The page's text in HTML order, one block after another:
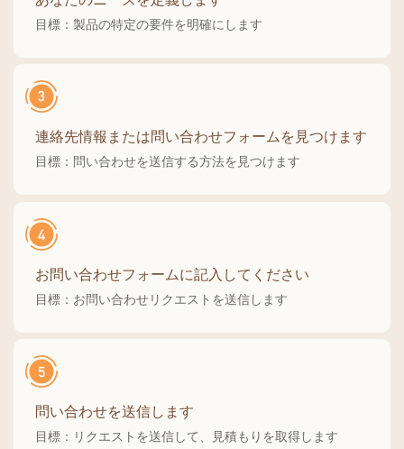
目標：製品の特定の要件を明確にします
連絡先情報または問い合わせフォームを見つけます
目標：問い合わせを送信する方法を見つけます
お問い合わせフォームに記入してください
目標：お問い合わせリクエストを送信します
問い合わせを送信します
目標：リクエストを送信して、見積もりを取得します